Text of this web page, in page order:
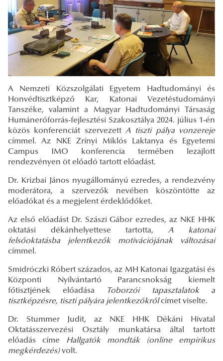
A Nemzeti Közszolgálati Egyetem Hadtudományi és
Honvédtisztképző Kar, Katonai Vezetéstudományi
Tanszéke, valamint a Magyar Hadtudományi Társaság
Humánerőforrás-fejlesztési Szakosztálya 2024. július 1-én
közös konferenciát szervezett A tiszti pálya vonzereje
címmel. Az NKE Zrínyi Miklós Laktanya és Egyetemi
Campus IMO konferencia termében lezajlott
rendezvényen öt előadó tartott előadást.
Dr. Krizbai János nyugállományú ezredes, a rendezvény
moderátora, a szervezők nevében köszöntötte az
előadókat és a megjelent érdeklődőket.
Az első előadást Dr. Szászi Gábor ezredes, az NKE HHK
oktatási dékánhelyettese tartotta, A katonai
felsőoktatásba jelentkezők motivációjának változásai
címmel.
Smidróczki Róbert százados, az MH Katonai Igazgatási és
Központi Nyilvántartó Parancsnokság kiemelt
főtisztjének előadása
Toborzói tapasztalatok a
tisztképzésre, tiszti pályára jelentkezőkrőlcímet viselte.
Dr. Stummer Judit, az NKE HHK Dékáni Hivatal
Oktatásszervezési Osztály munkatársa által tartott
előadás címe Hallgatók mondták (online empirikus
megkérdezés)volt.